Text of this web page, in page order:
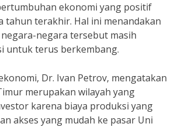
ekonomi yang positif
tahun terakhir. Hal ini menandakan
negara tersebut masih
untuk terus berkembang.
Dr. Ivan Petrov, mengatakan
merupakan wilayah yang
karena biaya produksi yang
akses yang mudah ke pasar Uni